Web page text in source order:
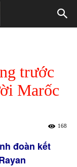
trước
Marốc
168
đoàn kết